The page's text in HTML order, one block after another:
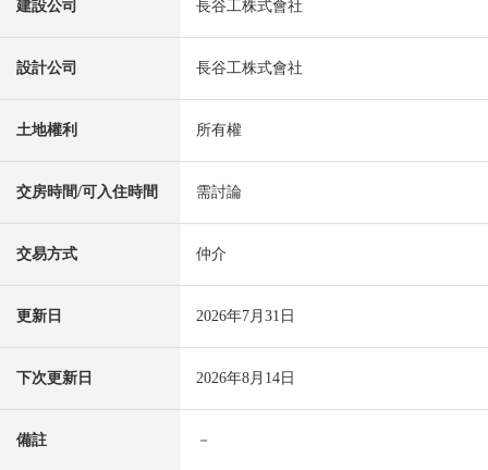
建設公司 長谷工株式會社
設計公司 長谷工株式會社
土地權利 所有權
交房時間/可入住時間 需討論
交易方式 仲介
更新日 2026年7月31日
下次更新日 2026年8月14日
備註 －